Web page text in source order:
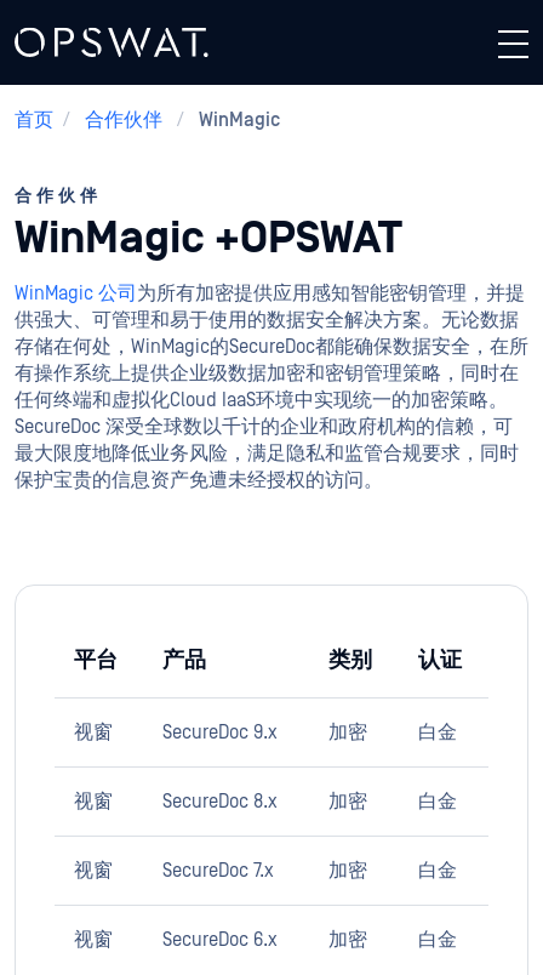
首页 / 合作伙伴 / WinMagic
合作伙伴
WinMagic +OPSWAT
WinMagic 公司 为所有加密提供应用感知智能密钥管理，并提
供强大、可管理和易于使用的数据安全解决方案。无论数据
存储在何处，WinMagic的SecureDoc都能确保数据安全，在所
有操作系统上提供企业级数据加密和密钥管理策略，同时在
任何终端和虚拟化Cloud IaaS环境中实现统一的加密策略。
SecureDoc 深受全球数以千计的企业和政府机构的信赖，可
最大限度地降低业务风险，满足隐私和监管合规要求，同时
保护宝贵的信息资产免遭未经授权的访问。
平台 产品 类别 认证
视窗 SecureDoc 9.x 加密 白金
视窗 SecureDoc 8.x 加密 白金
视窗 SecureDoc 7.x 加密 白金
视窗 SecureDoc 6.x 加密 白金